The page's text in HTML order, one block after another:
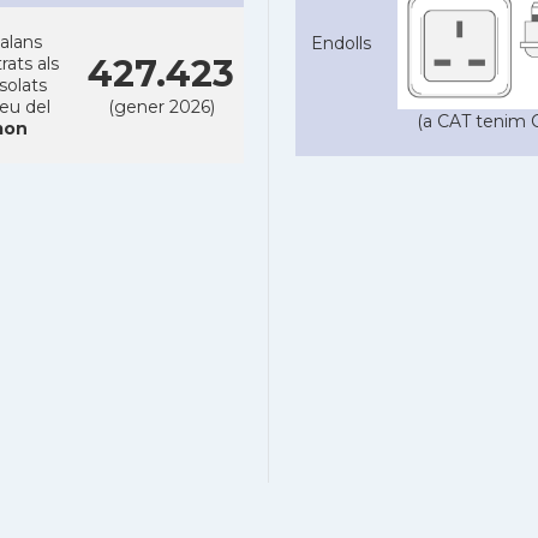
als
del
427.423
(gener 2026)
Endolls
(a CAT tenim